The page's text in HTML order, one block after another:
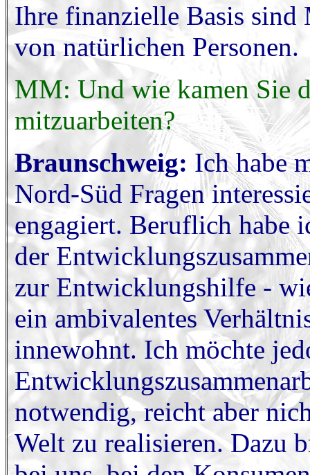
Ihre finanzielle Basis sind
von natürlichen Personen.
MM: Und wie kamen Sie
mitzuarbeiten?
Braunschweig: Ich habe
Nord-Süd Fragen
engagiert. Beruflich habe
der
zur Entwicklungshilfe -
ein ambivalentes
innewohnt. Ich möchte
notwendig, reicht aber
Welt zu realisieren. Dazu